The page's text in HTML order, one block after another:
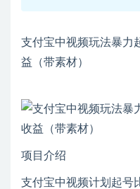
支付宝中视频玩法暴力
益（带素材）
项目介绍
支付宝中视频计划起号